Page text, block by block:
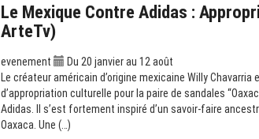
Le Mexique Contre Adidas :
ArteTv)
evenement
Du 20 janvier au 12 août
Le créateur américain d’origine mexicaine Willy Chavarria
d’appropriation culturelle pour la paire de sandales
Adidas. Il s’est fortement inspiré d’un savoir-faire
Oaxaca. Une (…)